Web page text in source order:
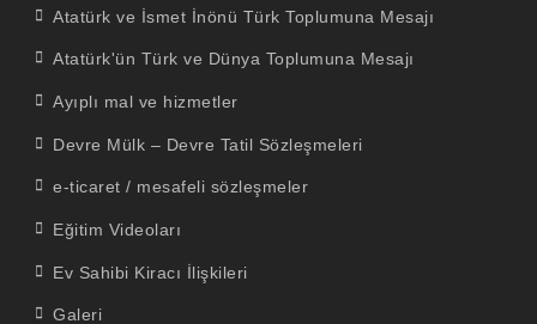
Atatürk ve İsmet İnönü Türk Toplumuna Mesajı
Atatürk'ün Türk ve Dünya Toplumuna Mesajı
Ayıplı mal ve hizmetler
Devre Mülk – Devre Tatil Sözleşmeleri
e-ticaret / mesafeli sözleşmeler
Eğitim Videoları
Ev Sahibi Kiracı İlişkileri
Galeri